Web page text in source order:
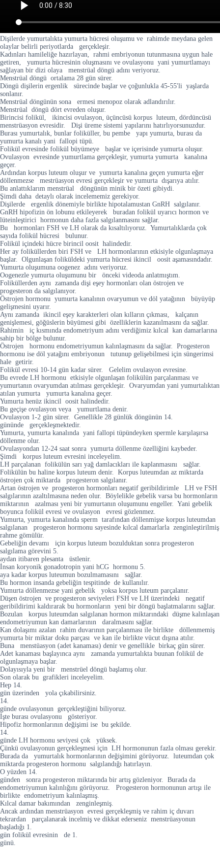
Dişilerde yumurtalıkta yumurta hücresi oluşumu ve rahimde meydana gelen
olaylar belirli periyotlarda gerçekleşir.
Kadınları hamileliğe hazırlayan, rahmi embriyonun tutunmasına uygun hale
getiren, yumurta hücresinin oluşmasını ve ovulasyonu yani yumurtlamayı
sağlayan bir dizi olaya menstrüal döngü adını veriyoruz.
Menstrüal döngü ortalama 28 gün sürer.
Döngü dişilerin ergenlik sürecinde başlar ve çoğunlukla 45-55'li yaşlarda
sonlanır.
Menstrüal döngünün sona ermesi menopoz olarak adlandırılır.
Menstrüal döngü dört evreden oluşur.
Birincisi folikül, ikincisi ovulasyon, üçüncüsü korpus luteum, dördüncüsü
menstrüasyon evresidir. Dişi üreme sistemi yapılarını hatırlıyorsunuzdur.
Burası yumurtalık, bunlar foliküller, bu pembe yapı yumurta, burası da
yumurta kanalı yani fallopi tüpü.
Folikül evresinde folikül büyümeye başlar ve içerisinde yumurta oluşur.
Ovulasyon evresinde yumurtlama gerçekleşir, yumurta yumurta kanalına
geçer.
Ardından korpus luteum oluşur ve yumurta kanalına geçen yumurta eğer
döllenmezse mestrüasyon evresi gerçekleşir ve yumurta dışarıya atılır.
Bu anlattıklarım menstrüal döngünün minik bir özeti gibiydi.
Şimdi daha detaylı olarak incelememiz gerekiyor.
Dişilerde ergenlik dönemiyle birlikte hipotalamustan GnRH salgılanır.
GnRH hipofizin ön lobunu etkileyerek buradan folikül uyarıcı hormon ve
lüteinleştirici hormonun daha fazla salgılanmasını sağlar.
Bu hormonları FSH ve LH olarak da kısaltılıyoruz. Yumurtalıklarda çok
sayıda folikül hücresi bulunur.
Folikül içindeki hücre birincil oosit halindedir.
Her ay foliküllerden biri FSH ve LH hormonlarının etkisiyle olgunlaşmaya
başlar. Olgunlaşan foliküldeki yumurta hücresi ikincil oosit aşamasındadır.
Yumurta oluşumuna oogenez adını veriyoruz.
Oogenezle yumurta oluşumunu bir önceki videoda anlatmıştım.
Foliküllerden aynı zamanda dişi eşey hormonları olan östrojen ve
progesteron da salgılanıyor.
Östrojen hormonu yumurta kanalının ovaryumun ve döl yatağının büyüyüp
gelişmesini uyarır.
Aynı zamanda ikincil eşey karakterleri olan kılların çıkması, kalçanın
genişlemesi, göğüslerin büyümesi gibi özelliklerin kazanılmasını da sağlar.
Rahimin iç kısmında endometriyum adını verdiğimiz kılcal kan damarlarına
sahip bir bölge bulunur.
Östrojen hormonu endometriyumun kalınlaşmasını da sağlar. Progesteron
hormonu ise döl yatağını embriyonun tutunup gelişebilmesi için süngerimsi
hale getirir.
Folikül evresi 10-14 gün kadar sürer. Gelelim ovulasyon evresine.
Bu evrede LH hormonu etkisiyle olgunlaşan folikülün parçalanması ve
yumurtanın ovaryumdan atılması gerçekleşir. Ovaryumdan yani yumurtalıktan
atılan yumurta yumurta kanalına geçer.
Yumurta henüz ikincil oosit halindedir.
Bu geçişe ovulasyon veya yumurtlama denir.
Ovulasyon 1-2 gün sürer. Genellikle 28 günlük döngünün 14.
gününde gerçekleşmektedir.
Yumurta, yumurta kanalında yani fallopi tüpündeyken spermle karşılaşırsa
döllenme olur.
Ovulasyondan 12-24 saat sonra yumurta döllenme özelliğini kaybeder.
Şimdi korpus luteum evresini inceleyelim.
LH parçalanan folikülün sarı yağ damlacıkları ile kaplanmasını sağlar.
Folikülün bu haline korpus luteum denir. Korpus luteumdan az miktarda
östrojen çok miktarda progesteron salgılanır.
Artan östrojen ve progesteron hormonları negatif geribildirimle LH ve FSH
salgılarının azaltılmasına neden olur. Böylelikle gebelik varsa bu hormonların
miktarının azalması yeni bir yumurtanın oluşumunu engeller. Yani gebelik
boyunca folikül evresi ve ovulasyon evresi gözlenmez.
Yumurta, yumurta kanalında sperm tarafından döllenmişse korpus luteumdan
salgılanan progesteron hormonu sayesinde kılcal damarlarla zenginleştirilmiş
rahme gömülür.
Gebeliğin devamı için korpus luteum bozulduktan sonra progesteron
salgılama görevini 5.
aydan itibaren plesanta üstlenir.
İnsan koryonik gonadotropin yani hCG hormonu 5.
aya kadar korpus luteumun bozulmamasını sağlar.
Bu hormon insanda gebeliğin tespitinde de kullanılır.
Yumurta döllenmezse yani gebelik yoksa korpus luteum parçalanır.
Düşen östrojen ve progesteron seviyeleri FSH ve LH üzerindeki negatif
geribildirimi kaldırarak bu hormonların yeni bir döngü başlatmalarını sağlar.
Bozulan korpus luteumdan salgılanan hormon miktarındaki düşme kalınlaşan
endometriyumun kan damarlarının daralmasını sağlar.
Kan dolaşımı azalan rahim duvarının parçalanması ile birlikte döllenmemiş
yumurta bir miktar doku parçası ve kan ile birlikte vücut dışına atılır.
Buna menstüasyon (adet kanaması) denir ve genellikle birkaç gün sürer.
Adet kanaması başlayınca aynı zamanda yumurtalıkta buunan folikül de
olgunlaşmaya başlar.
Dolayısıyla yeni bir menstrüel döngü başlamış olur.
Son olarak bu grafikleri inceleyelim.
Hep 14.
gün üzerinden yola çıkabilirsiniz.
14.
günde ovulasyonun gerçekleştiğini biliyoruz.
İşte burası ovulasyonu gösteriyor.
Hipofiz hormonlarının değişimi ise bu şekilde.
14.
günde LH hormonu seviyesi çok yüksek.
Çünkü ovulasyonun gerçekleşmesi için LH hormonunun fazla olması gerekir.
Burada da yumurtalık hormonlarının değişimini görüyoruz. luteumdan çok
miktarda progesteron hormonu salgılandığı hatırlayın.
O yüzden 14.
günden sonra progesteron miktarında bir artış gözleniyor. Burada da
endometriyumun kalınlığını görüyoruz. Progesteron hormonunun artışı ile
birlikte endometriyum kalınlaşmış.
Kılcal damar bakımından zenginleşmiş.
Ancak ardından menstrüasyon evresi gerçekleşmiş ve rahim iç duvarı
tekrardan parçalanarak incelmiş ve dikkat ederseniz menstrüasyonun
başladığı 1.
gün folikül evresinin de 1.
günü.